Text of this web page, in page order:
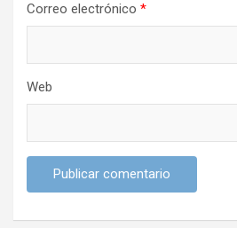
Correo electrónico *
Web